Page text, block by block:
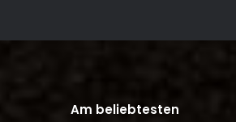
Am beliebtesten